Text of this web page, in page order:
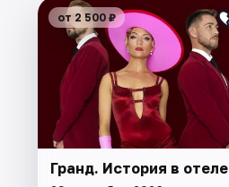
от 2 500 ₽
Гранд. История в отеле